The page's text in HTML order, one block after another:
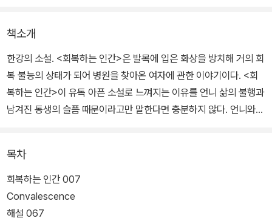
책소개
한강의 소설. <회복하는 인간>은 발목에 입은 화상을 방치해 거의 회
복 불능의 상태가 되어 병원을 찾아온 여자에 관한 이야기이다. <회
복하는 인간>이 유독 아픈 소설로 느껴지는 이유를 언니 삶의 불행과
남겨진 동생의 슬픔 때문이라고만 말한다면 충분하지 않다. 언니와
동생은 ‘온 힘을 다해’ 언니를 사랑했고 언니는 그것을 알면서도 동생
을 외면했다. 말도 섞으려 하지 않았고 눈도 마주치지 않았다. 아픔의
기원보다는 아픔의 상황 자체에, 관계 불능의 원인이나 해결보다는
어긋남 그 자체에 집중하는 것이다. 사실 ‘회복’이라는 말은 한강 소설
목차
회복하는 인간 007
Convalescence
해설 067